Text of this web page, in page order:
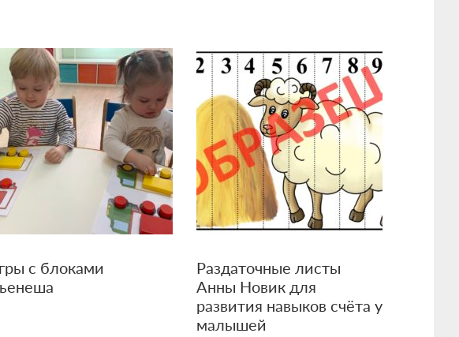
с блоками
Раздаточные листы
Анны Новик для
развития навыков счёта у
малышей